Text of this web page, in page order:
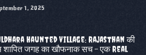
1, 2025
Haunted Village: Rajasthan की
शापित जगह का खौफनाक सच – एक Real